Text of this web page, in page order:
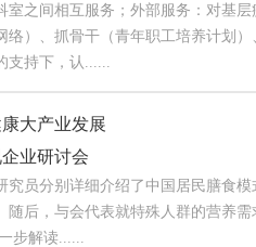
室之间相互服务；外部服务：对基
络）、抓骨干（青年职工培养计划
持下，认......
大产业发展
业研讨会
究员分别详细介绍了中国居民膳食
随后，与会代表就特殊人群的营养
步解读......